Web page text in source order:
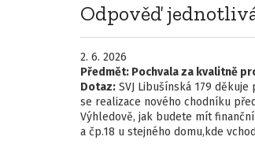
Odpověď
2. 6. 2026
Předmět: Pochvala za kvalitně
Dotaz: SVJ Libušínská 179
se realizace nového chodníku
Výhledově, jak budete mít
a čp.18 u stejného domu,kde